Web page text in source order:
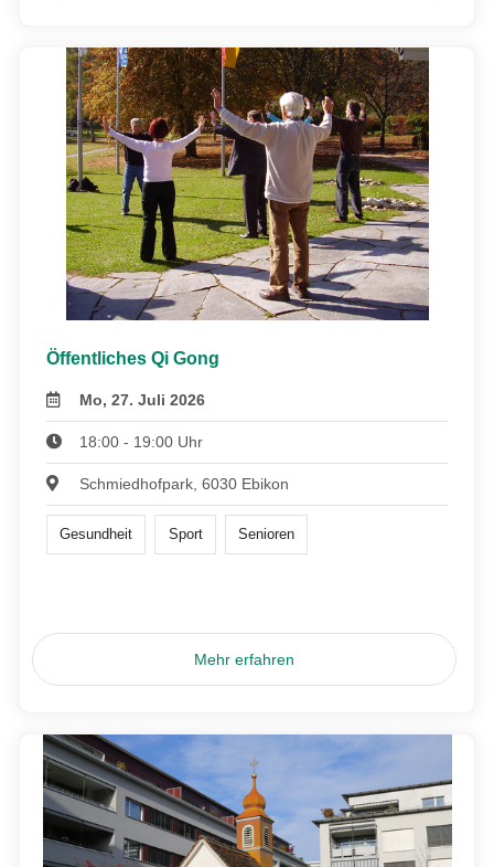
Öffentliches Qi Gong
Mo, 27. Juli 2026
18:00 - 19:00 Uhr
Schmiedhofpark, 6030 Ebikon
Gesundheit Sport Senioren
Mehr erfahren